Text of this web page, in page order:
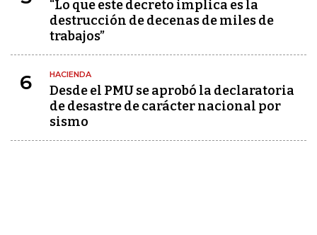
“Lo que este decreto implica es la
destrucción de decenas de miles de
trabajos”
6 HACIENDA
Desde el PMU se aprobó la declaratoria
de desastre de carácter nacional por
sismo